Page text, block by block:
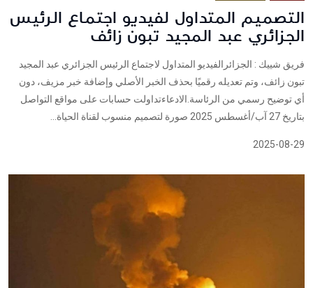
التصميم المتداول لفيديو اجتماع الرئيس
الجزائري عبد المجيد تبون زائف
فريق شييك : الجزائرالفيديو المتداول لاجتماع الرئيس الجزائري عبد المجيد
تبون زائف، وتم تعديله رقميًا بحذف الخبر الأصلي وإضافة خبر مزيف، دون
أي توضيح رسمي من الرئاسة.الادعاءتداولت حسابات على مواقع التواصل
بتاريخ 27 آب/أغسطس 2025 صورة لتصميم منسوب لقناة الحياة...
2025-08-29